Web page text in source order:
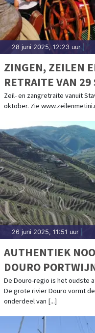
28 juni 2025, 12:23 uur
ZINGEN, ZEILEN
RETRAITE VAN
Zeil- en zangretraite vanuit
oktober. Zie
26 juni 2025, 11:51 uur
AUTHENTIEK
DOURO
De Douro-regio is het oudste
De grote rivier Douro vormt
onderdeel van [...]